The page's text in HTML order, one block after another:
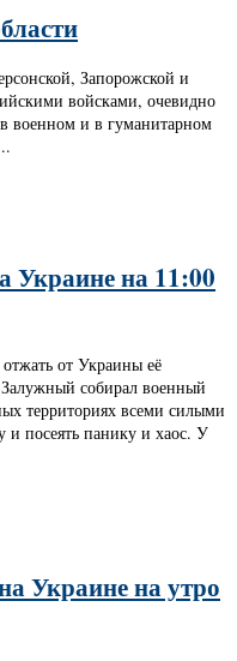
Запорожской и
войсками, очевидно
военном и в гуманитарном
Украине на 11:00
от Украины её
собирал военный
территориях всеми силыми
и посеять панику и хаос. У
Украине на утро